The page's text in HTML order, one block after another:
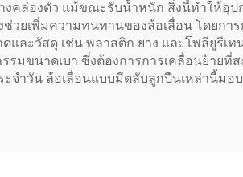
คล่องตัว แม้ขณะรับน้ำหนัก สิ่งนี้ทำให้อุป
ยเพิ่มความทนทานของล้อเลื่อน โดยกา
ละวัสดุ เช่น พลาสติก ยาง และโพลียูรีเ
มขนาดเบา ซึ่งต้องการการเคลื่อนย้ายที่
จำวัน ล้อเลื่อนแบบมีตลับลูกปืนเหล่านี้มอ